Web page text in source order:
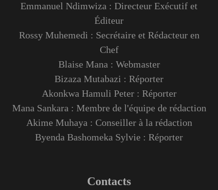
Emmanuel Ndimwiza : Directeur Exécutif et
Éditeur
Rossy Muhemedi : Secrétaire et Rédacteur en
Chef
Blaise Mana : Webmaster
Bizaza Mutabazi : Réporter
Akonkwa Hamuli Peter : Réporter
Mana Sankara : Membre de l'équipe de rédaction
Akime Muhaya : Conseiller à la rédaction
Byenda Bashomeka Sylvie : Réporter
Contacts